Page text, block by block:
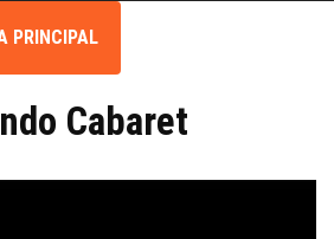
PRINCIPAL
Cabaret